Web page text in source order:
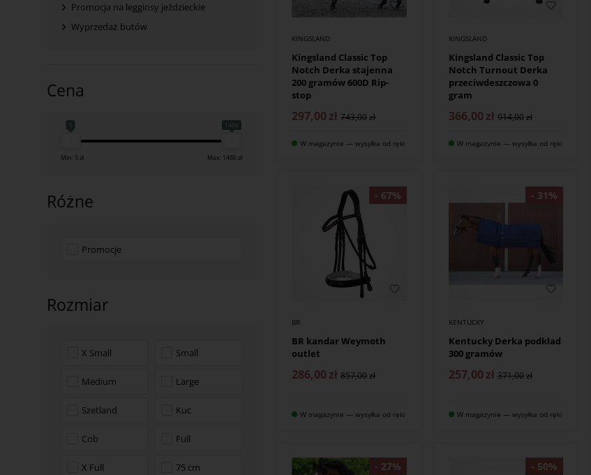
Promocja na legginsy jeździeckie
Wyprzedaż butów
Cena
5 1486
Min: 5 zł Max: 1486 zł
Różne
Promocje
Rozmiar
X Small Small
Medium Large
Szetland Kuc
Cob Full
X Full 75 cm
KINGSLAND
Kingsland Classic Top
Notch Derka stajenna
200 gramów 600D Rip-
stop
297,00 zł 743,00
W magazynie — wysyłka od ręki
KINGSLAND
Kingsland Classic Top
Notch Turnout Derka
przeciwdeszczowa 0
gram
366,00 zł 914,00
W magazynie — wysyłka od ręki
BR
BR kandar Weymoth
outlet
286,00 zł 857,00
W magazynie — wysyłka od ręki
KENTUCKY
Kentucky Derka podkład
300 gramów
257,00 zł 371,00
W magazynie — wysyłka od ręki